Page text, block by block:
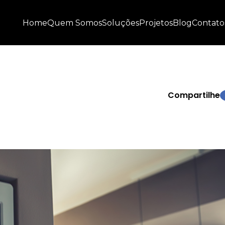
HomeQuem SomosSoluçõesProjetosBlog
Compartilhe